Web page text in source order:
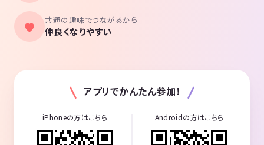
共通の趣味でつながるから
仲良くなりやすい
アプリでかんたん参加！
iPhoneの方はこちら Androidの方はこちら